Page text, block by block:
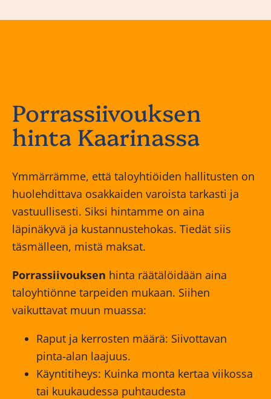
Porrassiivouksen
hinta Kaarinassa
Ymmärrämme, että taloyhtiöiden hallitusten on
huolehdittava osakkaiden varoista tarkasti ja
vastuullisesti. Siksi hintamme on aina
läpinäkyvä ja kustannustehokas. Tiedät siis
täsmälleen, mistä maksat.
Porrassiivouksen hinta räätälöidään aina
taloyhtiönne tarpeiden mukaan. Siihen
vaikuttavat muun muassa:
Raput ja kerrosten määrä: Siivottavan
pinta-alan laajuus.
Käyntitiheys: Kuinka monta kertaa viikossa
tai kuukaudessa puhtaudesta